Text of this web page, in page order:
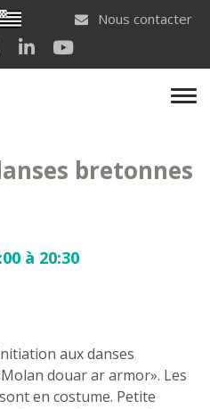
Breton
Nous contacter
le compte Facebook
Lien vers le compte Instagram
Lien vers le compte
bretonnes
à 20:30
aux danses
douar ar armor». Les
en costume. Petite